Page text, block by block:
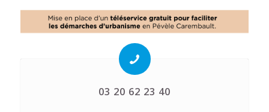
03 20 62 23 40